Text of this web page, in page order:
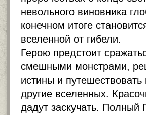
невольного виновника
конечном итоге
вселенной от гибели.
Герою предстоит
смешными монстрами,
истины и
другие вселенных.
дадут заскучать. Полный